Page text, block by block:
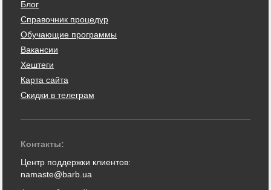
Блог
Справочник процедур
Обучающие программы
Вакансии
Хештеги
Карта сайта
Скидки в телеграм
Контакты:
Центр поддержки клиентов:
namaste@barb.ua